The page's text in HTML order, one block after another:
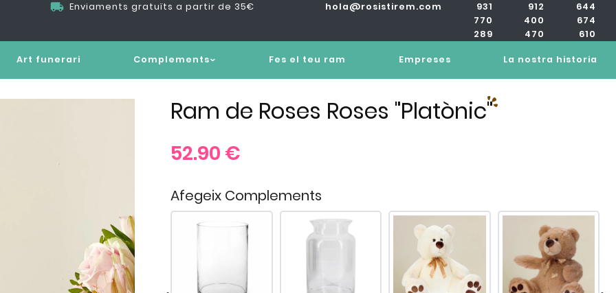
Enviaments gratuïts a partir de 35€ hola@rosistirem.com
931
770
289
912
400
470
644
674
610
Art funerari Complements Fes el teu ram Empreses La nostra historia
Ram de Roses Roses "Platònic"
52.90 €
Afegeix Complements